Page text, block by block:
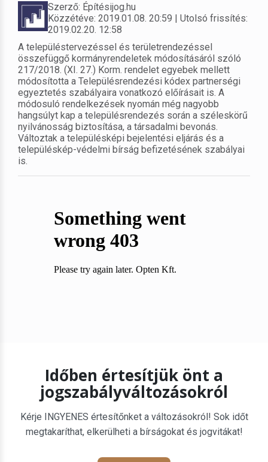
Szerző: Építésijog.hu
Közzétéve: 2019.01.08. 20:59 | Utolsó frissítés:
2019.02.20. 12:58
A településtervezéssel és területrendezéssel
összefüggő kormányrendeletek módosításáról szóló
217/2018. (XI. 27.) Korm. rendelet egyebek mellett
módosította a Településrendezési kódex partnerségi
egyeztetés szabályaira vonatkozó előírásait is. A
módosuló rendelkezések nyomán még nagyobb
hangsúlyt kap a településrendezés során a széleskörű
nyilvánosság biztosítása, a társadalmi bevonás.
Változtak a településképi bejelentési eljárás és a
településkép-védelmi bírság befizetésének szabályai
is.
Időben értesítjük önt a
jogszabályváltozásokról
Kérje INGYENES értesítőnket a változásokról! Sok időt
megtakaríthat, elkerülheti a bírságokat és jogvitákat!